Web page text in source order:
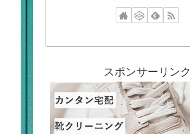
スポンサーリンク